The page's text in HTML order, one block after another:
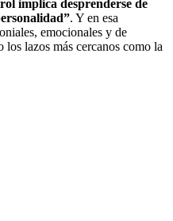
implica desprenderse de
. Y en esa
emocionales y de
lazos más cercanos como la